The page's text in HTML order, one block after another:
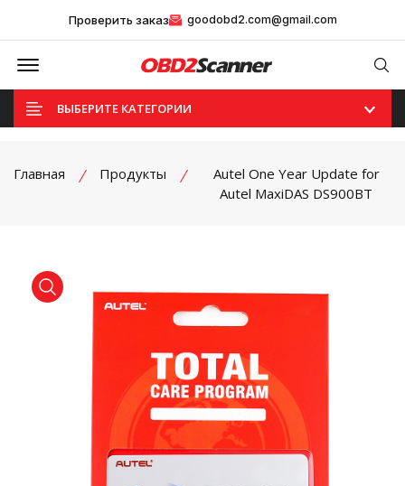
Проверить заказ goodobd2.com@gmail.com
Offcanvas Menu Open
ВЫБЕРИТЕ КАТЕГОРИИ
Главная Продукты
Autel One Year Update for
Autel MaxiDAS DS900BT
product view